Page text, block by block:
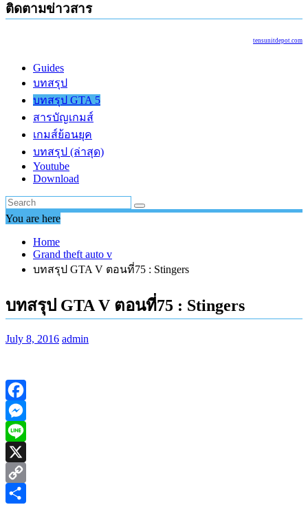
ติดตามข่าวสาร
tensunitdepot.com
Guides
บทสรุป
บทสรุป GTA 5
สารบัญเกมส์
เกมส์ย้อนยุค
บทสรุป (ล่าสุด)
Youtube
Download
You are here
Home
Grand theft auto v
บทสรุป GTA V ตอนที่75 : Stingers
บทสรุป GTA V ตอนที่75 : Stingers
July 8, 2016 admin
Facebook
Messenger
Line
X
Copy